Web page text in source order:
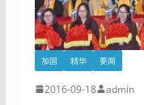
加国 精华 要闻
2016-09-18 admin